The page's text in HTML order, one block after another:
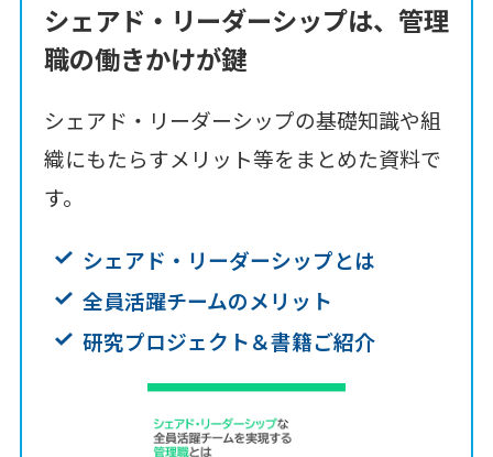
シェアド・リーダーシップは、管理
職の働きかけが鍵
シェアド・リーダーシップの基礎知識や組
織にもたらすメリット等をまとめた資料で
す。
シェアド・リーダーシップとは
全員活躍チームのメリット
研究プロジェクト＆書籍ご紹介